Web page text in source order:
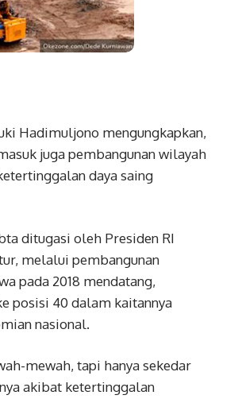
Hadimuljono mengungkapkan,
juga pembangunan wilayah
daya saing
ditugasi oleh Presiden RI
melalui pembangunan
pada 2018 mendatang,
posisi 40 dalam kaitannya
nasional.
mewah, tapi hanya sekedar
akibat ketertinggalan